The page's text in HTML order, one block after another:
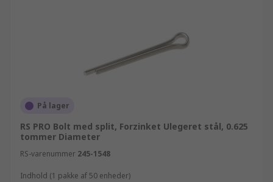
På lager
RS PRO Bolt med split, Forzinket Ulegeret stål, 0.625
tommer Diameter
RS-varenummer 245-1548
Indhold (1 pakke af 50 enheder)